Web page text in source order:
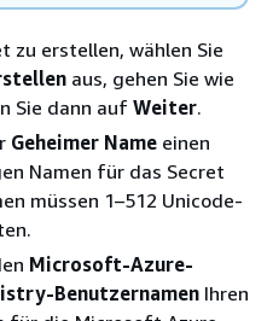
zu erstellen, wählen Sie
aus, gehen Sie wie
Sie dann auf Weiter.
Geheimer Name einen
Namen für das Secret
müssen 1–512 Unicode-
Microsoft-Azure-
Benutzernamen Ihren